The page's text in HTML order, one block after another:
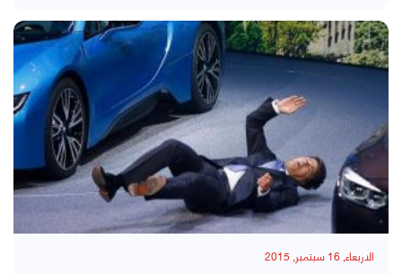
الاربعاء, 16 سبتمبر, 2015